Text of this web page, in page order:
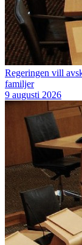
Regeringen vill
familjer
9 augusti 2026